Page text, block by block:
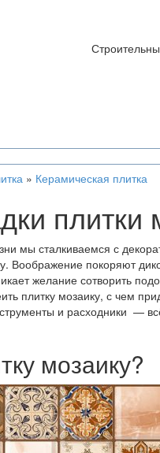
» Керамическая плитка
мы сталкиваемся с
Воображение покоряют
желание сотворить
плитку мозаику, с чем
и расходники —
мозаику?